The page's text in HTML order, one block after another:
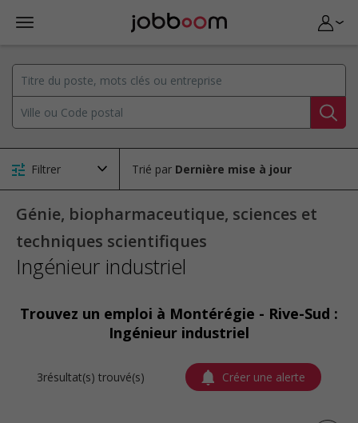
Filtrer Trié par
Génie, biopharmaceutique, sciences et
techniques scientifiques
Ingénieur industriel
Trouvez un emploi à Montérégie - Rive-Sud :
Ingénieur industriel
3résultat(s) trouvé(s) Créer une alerte